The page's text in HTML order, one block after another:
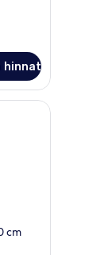
hinnat
kaksi sänkyä,
cm